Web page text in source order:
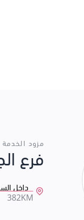
مزود الخدمة
فرع
382KM